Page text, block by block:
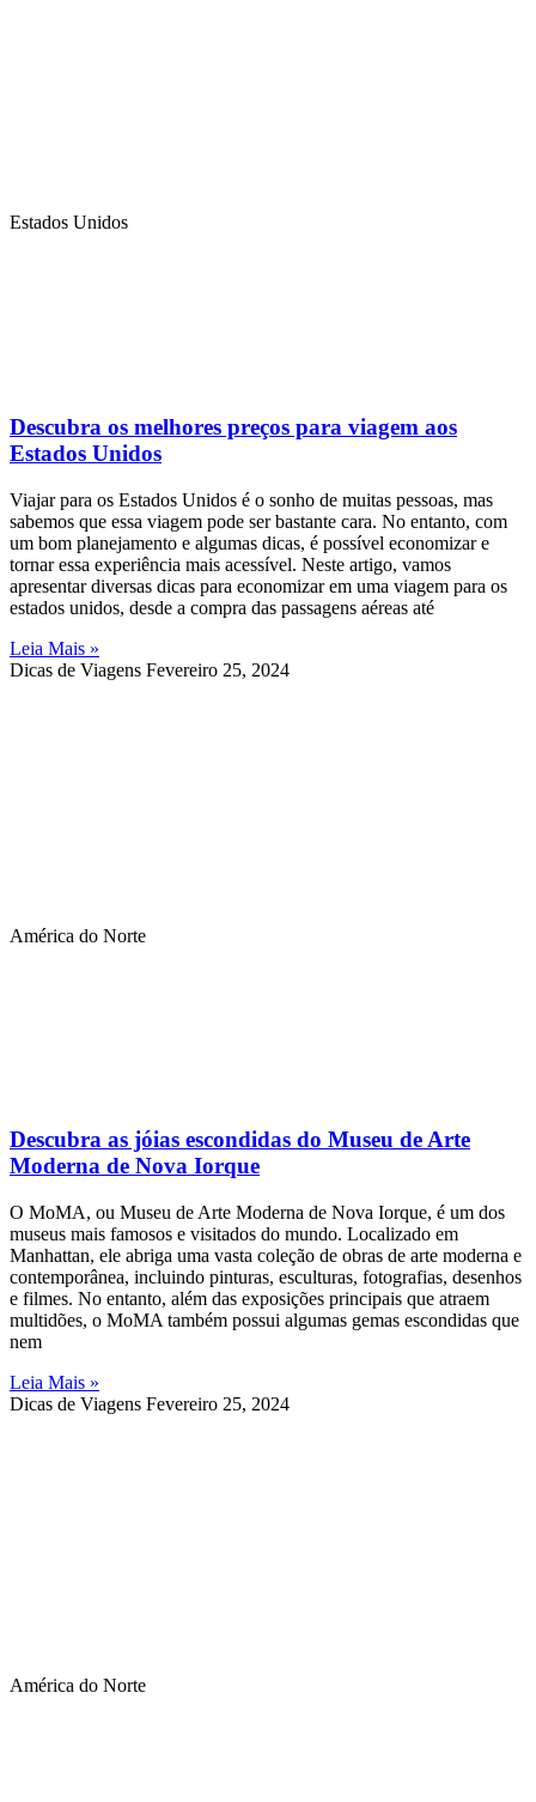
Estados Unidos
Descubra os melhores preços para viagem aos
Estados Unidos
Viajar para os Estados Unidos é o sonho de muitas pessoas, mas
sabemos que essa viagem pode ser bastante cara. No entanto, com
um bom planejamento e algumas dicas, é possível economizar e
tornar essa experiência mais acessível. Neste artigo, vamos
apresentar diversas dicas para economizar em uma viagem para os
estados unidos, desde a compra das passagens aéreas até
Leia Mais »
Dicas de Viagens Fevereiro 25, 2024
América do Norte
Descubra as jóias escondidas do Museu de Arte
Moderna de Nova Iorque
O MoMA, ou Museu de Arte Moderna de Nova Iorque, é um dos
museus mais famosos e visitados do mundo. Localizado em
Manhattan, ele abriga uma vasta coleção de obras de arte moderna e
contemporânea, incluindo pinturas, esculturas, fotografias, desenhos
e filmes. No entanto, além das exposições principais que atraem
multidões, o MoMA também possui algumas gemas escondidas que
nem
Leia Mais »
Dicas de Viagens Fevereiro 25, 2024
América do Norte